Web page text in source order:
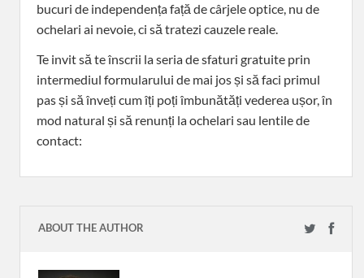
bucuri de independența față de cârjele optice, nu de
ochelari ai nevoie, ci să tratezi cauzele reale.
Te invit să te înscrii la seria de sfaturi gratuite prin
intermediul formularului de mai jos și să faci primul
pas și să înveți cum îți poți îmbunătăți vederea ușor, în
mod natural și să renunți la ochelari sau lentile de
contact:
ABOUT THE AUTHOR